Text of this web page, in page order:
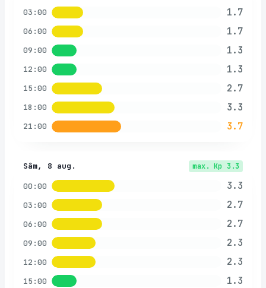
03:00 1.7
06:00 1.7
09:00 1.3
12:00 1.3
15:00 2.7
18:00 3.3
21:00 3.7
Sâm, 8 aug. max. Kp 3.3
00:00 3.3
03:00 2.7
06:00 2.7
09:00 2.3
12:00 2.3
15:00 1.3